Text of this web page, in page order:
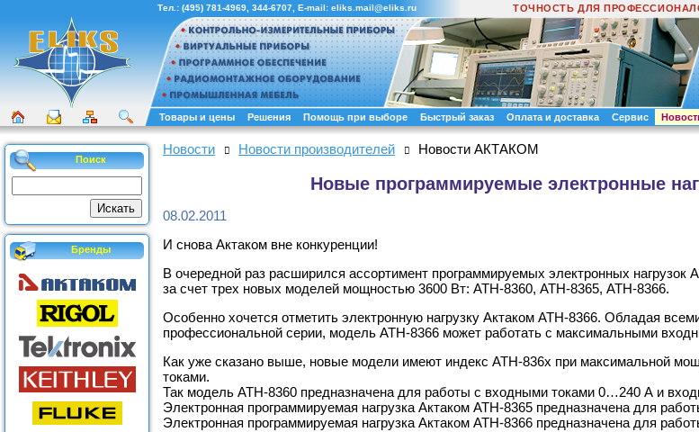
Тел.: (495) 781-4969 344-6707 , E-mail: eliks.mail@eliks.ru ТОЧНОСТЬ ДЛЯ
Товары и цены Решения Помощь при выборе Быстрый заказ Оплата и доставка Сервис
Поиск
Бренды
Новости Новости производителей Новости АКТАКОМ
Новые программируемые электронные
08.02.2011
И снова Актаком вне конкуренции!
В очередной раз расширился ассортимент программируемых электронных
за счет трех новых моделей мощностью 3600 Вт: АТН-8360, АТН-8365, АТН-8366.
Особенно хочется отметить электронную нагрузку Актаком АТН-8366. Обладая
профессиональной серии, модель АТН-8366 может работать с максимальными
Как уже сказано выше, новые модели имеют индекс АТН-836х при максимальной
токами.
Так модель АТН-8360 предназначена для работы с входными токами 0…240 А и
Электронная программируемая нагрузка Актаком АТН-8365 предназначена для
Электронная программируемая нагрузка Актаком АТН-8366 предназначена для